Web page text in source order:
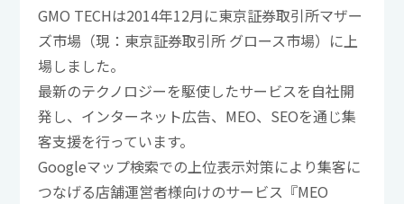
GMO TECHは2014年12月に東京証券取引所マザー
ズ市場（現：東京証券取引所 グロース市場）に上
場しました。
最新のテクノロジーを駆使したサービスを自社開
発し、インターネット広告、MEO、SEOを通じ集
客支援を行っています。
Googleマップ検索での上位表示対策により集客に
つなげる店舗運営者様向けのサービス『MEO